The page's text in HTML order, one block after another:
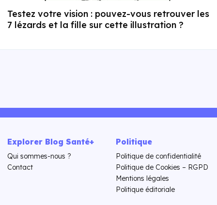
Testez votre vision : pouvez-vous retrouver les
7 lézards et la fille sur cette illustration ?
Explorer Blog Santé+
Qui sommes-nous ?
Contact
Politique
Politique de confidentialité
Politique de Cookies – RGPD
Mentions légales
Politique éditoriale